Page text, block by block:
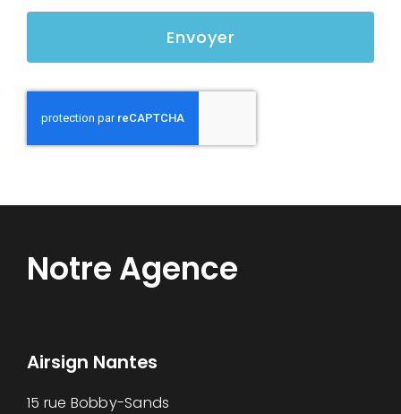
Envoyer
Notre Agence
Airsign Nantes
15 rue Bobby-Sands